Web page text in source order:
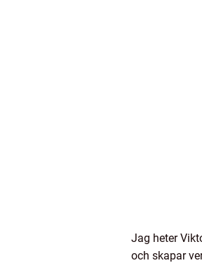
Jag heter
och skapar